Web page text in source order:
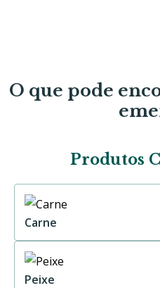
O que pode
Produtos
Carne
Peixe